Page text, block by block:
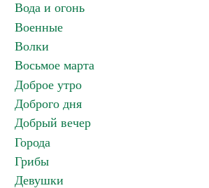
Вода и огонь
Военные
Волки
Восьмое марта
Доброе утро
Доброго дня
Добрый вечер
Города
Грибы
Девушки